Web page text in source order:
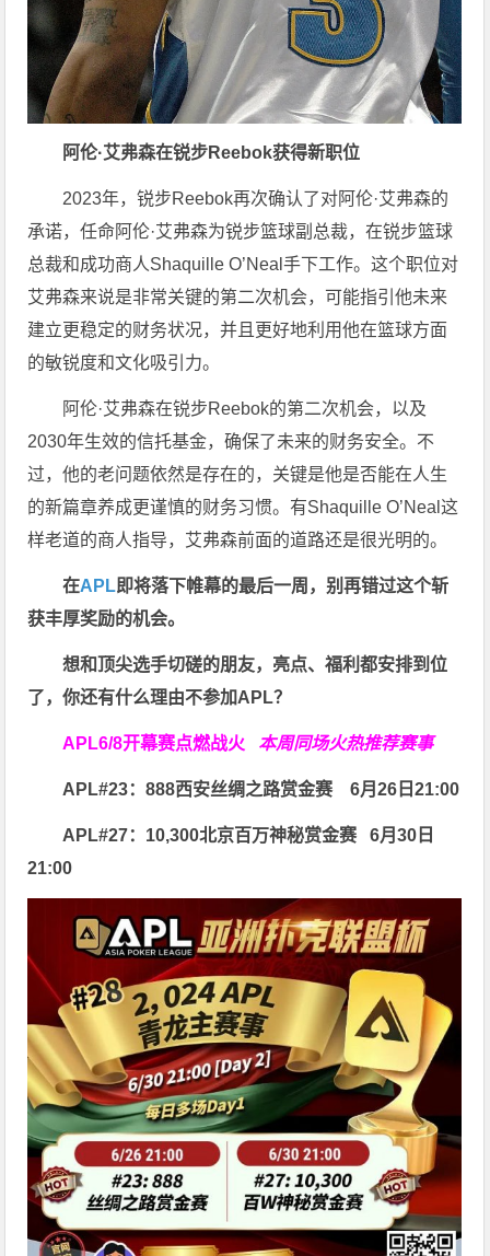
阿伦·艾弗森在锐步Reebok获得新职位
2023年，锐步Reebok再次确认了对阿伦·艾弗森的
承诺，任命阿伦·艾弗森为锐步篮球副总裁，在锐步篮球
总裁和成功商人Shaquille O’Neal手下工作。这个职位对
艾弗森来说是非常关键的第二次机会，可能指引他未来
建立更稳定的财务状况，并且更好地利用他在篮球方面
的敏锐度和文化吸引力。
阿伦·艾弗森在锐步Reebok的第二次机会，以及
2030年生效的信托基金，确保了未来的财务安全。不
过，他的老问题依然是存在的，关键是他是否能在人生
的新篇章养成更谨慎的财务习惯。有Shaquille O’Neal这
样老道的商人指导，艾弗森前面的道路还是很光明的。
在APL即将落下帷幕的最后一周，别再错过这个斩
获丰厚奖励的机会。
想和顶尖选手切磋的朋友，亮点、福利都安排到位
了，你还有什么理由不参加APL？
APL6/8开幕赛点燃战火 本周同场火热推荐赛事
APL#23：888西安丝绸之路赏金赛6月26日21:00
APL#27：10,300北京百万神秘赏金赛6月30日
21:00